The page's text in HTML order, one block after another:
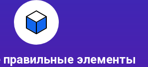
правильные элементы